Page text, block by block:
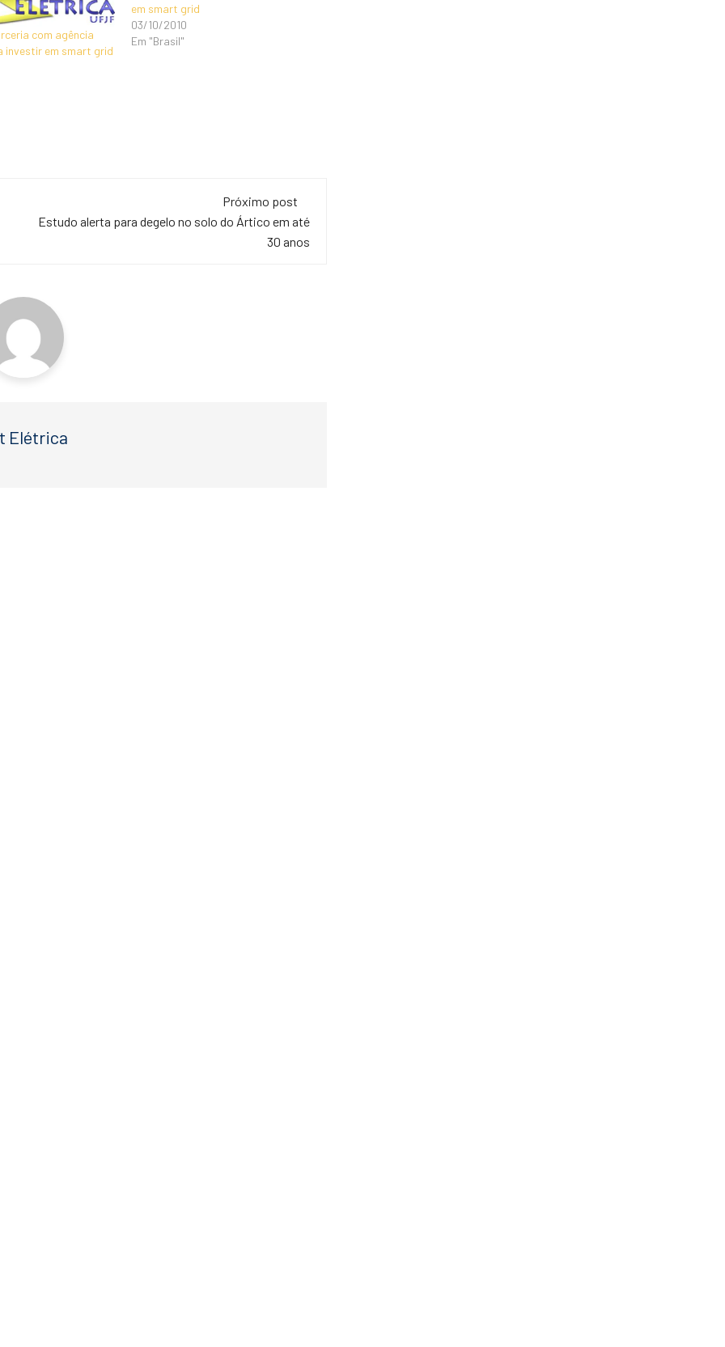
com agência
investir em smart grid
em smart grid
03/10/2010
Em "Brasil"
Próximo post
Estudo alerta para degelo no solo do Ártico em até
30 anos
Elétrica